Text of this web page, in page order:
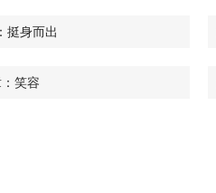
挺身而出
笑容